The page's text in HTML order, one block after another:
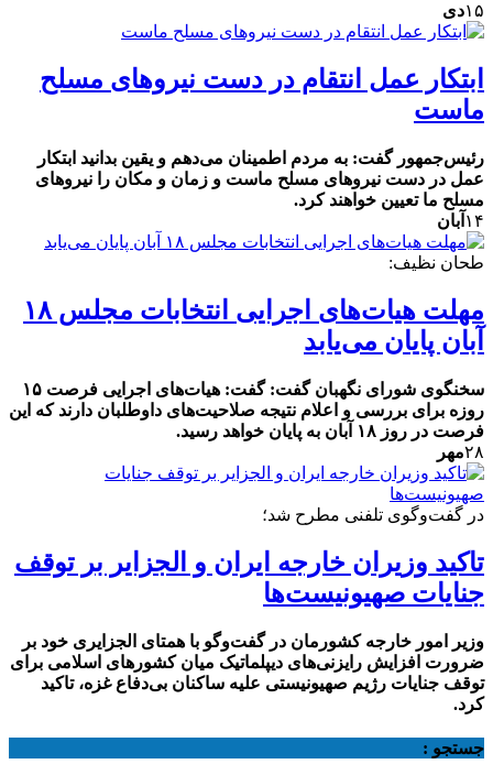
۱۵دی
ابتکار عمل انتقام در دست نیروهای مسلح
ماست
رئیس‌جمهور گفت: به مردم اطمینان می‌دهم‌ و یقین بدانید ابتکار
عمل در دست نیروهای مسلح ماست و زمان و مکان را نیروهای
مسلح ما تعیین خواهند کرد.
۱۴ آبان
طحان نظیف:
مهلت هیات‌های اجرایی انتخابات مجلس ۱۸
آبان پایان می‌یابد
سخنگوی شورای نگهبان گفت: گفت: هیات‌های اجرایی فرصت ۱۵
روزه برای بررسی و اعلام نتیجه صلاحیت‌های داوطلبان دارند که این
فرصت در روز ۱۸ آبان به پایان خواهد رسید.
۲۸مهر
در گفت‌وگوی تلفنی مطرح شد؛
تاکید وزیران خارجه ایران و الجزایر بر توقف
جنایات صهیونیست‌ها
وزیر امور خارجه کشورمان در گفت‌وگو با همتای الجزایری خود بر
ضرورت افزایش رایزنی‌های دیپلماتیک میان کشورهای اسلامی برای
توقف جنایات رژیم صهیونیستی علیه ساکنان بی‌دفاع غزه، تاکید
کرد.
جستجو :